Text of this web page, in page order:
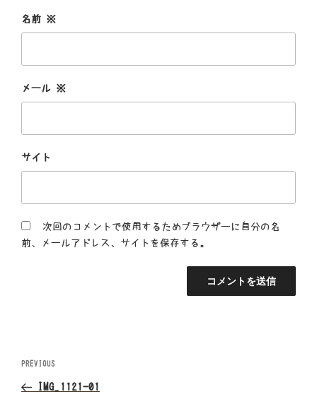
名前 ※
メール ※
サイト
次回のコメントで使用するためブラウザーに自分の名
前、メールアドレス、サイトを保存する。
投
稿
Previous
Post
PREVIOUS
IMG_1121-01